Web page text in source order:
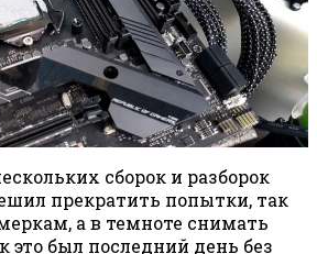
сборок и разборок
прекратить попытки, так
а в темноте снимать
это был последний день без